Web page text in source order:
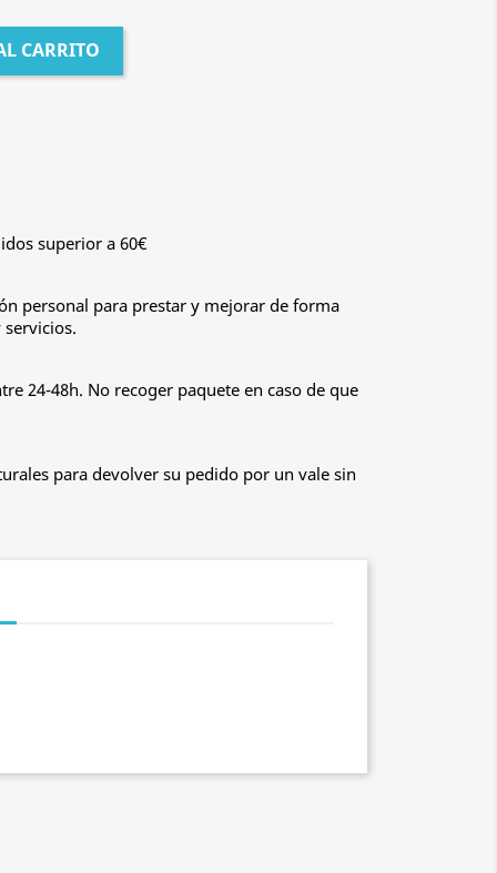
CARRITO
superior a 60€
personal para prestar y mejorar de forma
24-48h. No recoger paquete en caso de que
para devolver su pedido por un vale sin